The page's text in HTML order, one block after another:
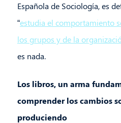
Española de Sociología, es
“estudia el comportamiento
los grupos y de la
es nada.
Los libros, un arma
comprender los cambios
produciendo